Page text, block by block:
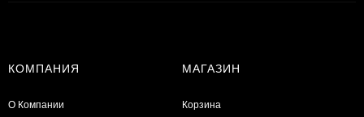
КОМПАНИЯ
О Компании
МАГАЗИН
Корзина